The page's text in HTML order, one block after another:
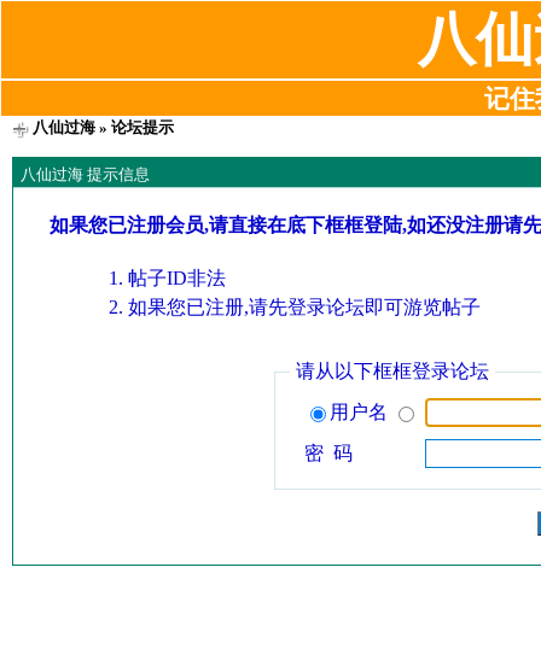
八
记住
八仙过海» 论坛提示
八仙过海 提示信息
如果您已注册会员,请直接在底下框框登陆,如还没注册请
帖子ID非法
如果您已注册,请先登录论坛即可游览帖子
请从以下框框登录论坛
用户名
密 码